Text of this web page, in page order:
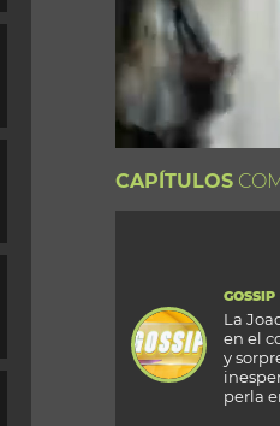
CAPÍTULOS
GOSSIP
La
en el
y
perla